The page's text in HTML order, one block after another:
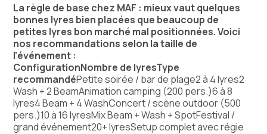
La règle de base chez MAF : mieux vaut quelques
bonnes lyres bien placées que beaucoup de
petites lyres bon marché mal positionnées. Voici
nos recommandations selon la taille de
l'événement :
ConfigurationNombre de lyresType
recommandéPetite soirée / bar de plage2 à 4 lyres2
Wash + 2 BeamAnimation camping (200 pers.)6 à 8
lyres4 Beam + 4 WashConcert / scène outdoor (500
pers.)10 à 16 lyresMix Beam + Wash + SpotFestival /
grand événement20+ lyresSetup complet avec régie